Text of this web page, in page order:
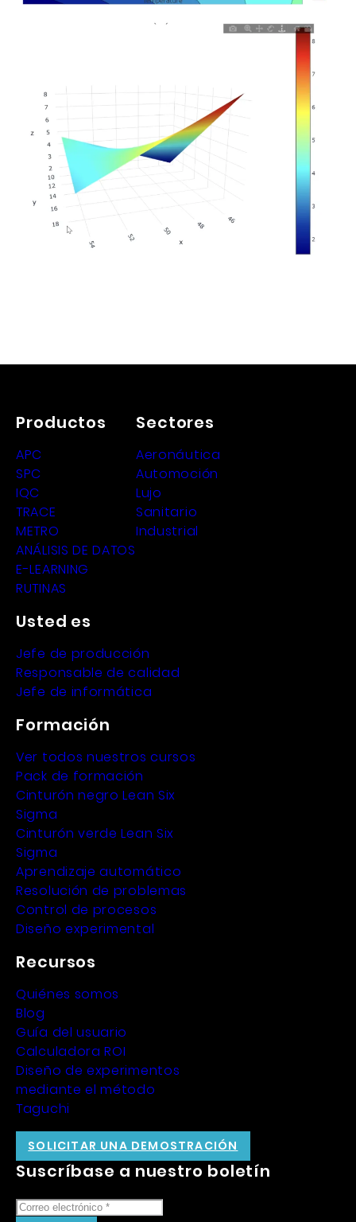
Productos
APC
SPC
IQC
TRACE
METRO
ANÁLISIS DE DATOS
E-LEARNING
RUTINAS
Sectores
Aeronáutica
Automoción
Lujo
Sanitario
Industrial
Usted es
Jefe de producción
Responsable de calidad
Jefe de informática
Formación
Ver todos nuestros cursos
Pack de formación
Cinturón negro Lean Six
Sigma
Cinturón verde Lean Six
Sigma
Aprendizaje automático
Resolución de problemas
Control de procesos
Diseño experimental
Recursos
Quiénes somos
Blog
Guía del usuario
Calculadora ROI
Diseño de experimentos
mediante el método
Taguchi
Suscríbase a nuestro boletín
SOLICITAR UNA DEMOSTRACIÓN